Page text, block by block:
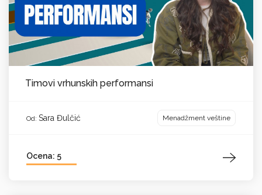
Timovi vrhunskih performansi
Od: Sara Đulčić Menadžment veštine
Ocena: 5